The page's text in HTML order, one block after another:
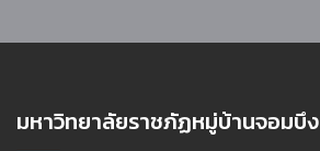
มหาวิทยาลัยราชภัฏหมู่บ้านจอมบึง